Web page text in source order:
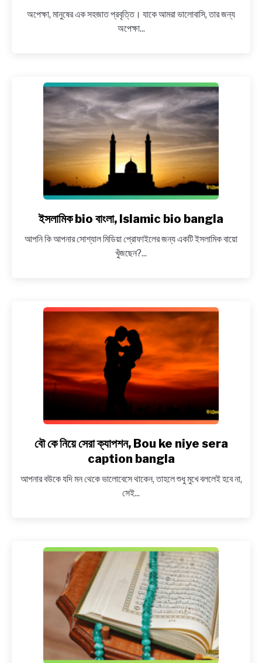
নিয়ে
ক্যাপশন,
in
Bangla
অপেক্ষা, মানুষের এক সহজাত প্রবৃত্তি। যাকে আমরা ভালোবাসি, তার জন্য
অপেক্ষা...
link
ইসলামিক
bio
bangla
ইসলামিক bio বাংলা, Islamic bio bangla
আপনি কি আপনার সোশ্যাল মিডিয়া প্রোফাইলের জন্য একটি ইসলামিক বায়ো
খুঁজছেন?...
link
to
কে
নিয়ে
ke
niye
sera
caption
bangla
বৌ কে নিয়ে সেরা ক্যাপশন, Bou ke niye sera
caption bangla
আপনার বউকে যদি মন থেকে ভালোবেসে থাকেন, তাহলে শুধু মুখে বললেই হবে না,
সেই...